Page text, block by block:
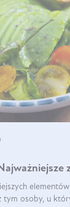
tym osoby, u